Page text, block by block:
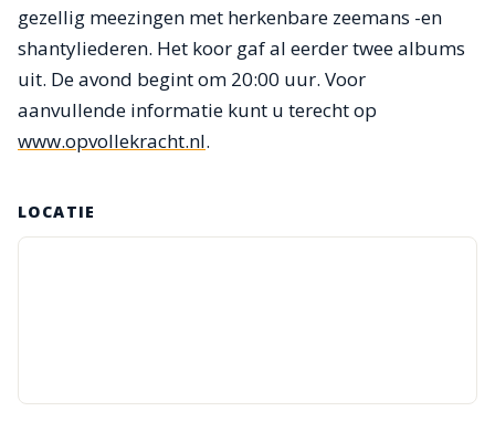
gezellig meezingen met herkenbare zeemans -en
shantyliederen. Het koor gaf al eerder twee albums
uit. De avond begint om 20:00 uur. Voor
aanvullende informatie kunt u terecht op
www.opvollekracht.nl.
LOCATIE